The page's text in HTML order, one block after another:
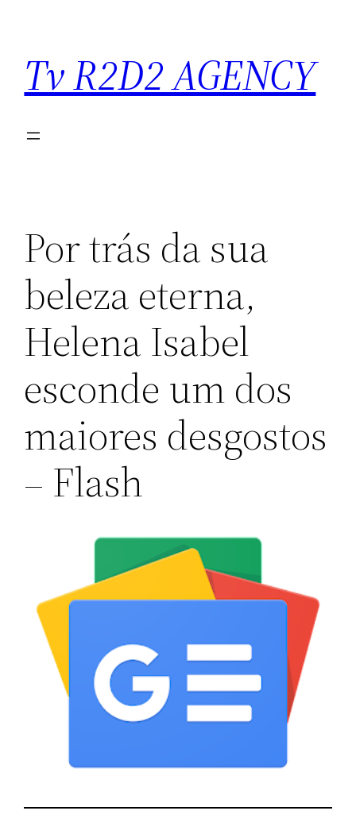
conteúdo
Tv R2D2 AGENCY
Por trás da sua
beleza eterna,
Helena Isabel
esconde um dos
maiores desgostos
– Flash